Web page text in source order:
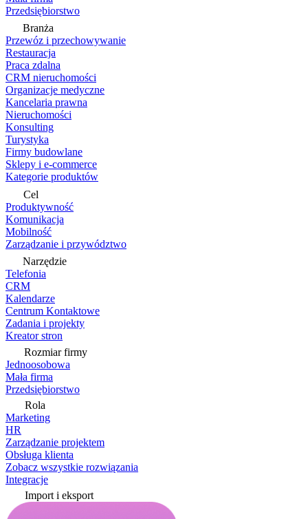
Przedsiębiorstwo
Branża
Przewóz i przechowywanie
Restauracja
Praca zdalna
CRM nieruchomości
Organizacje medyczne
Kancelaria prawna
Nieruchomości
Konsulting
Turystyka
Firmy budowlane
Sklepy i e-commerce
Kategorie produktów
Cel
Produktywność
Komunikacja
Mobilność
Zarządzanie i przywództwo
Narzędzie
Telefonia
CRM
Kalendarze
Centrum Kontaktowe
Zadania i projekty
Kreator stron
Rozmiar firmy
Jednoosobowa
Mała firma
Przedsiębiorstwo
Rola
Marketing
HR
Zarządzanie projektem
Obsługa klienta
Zobacz wszystkie rozwiązania
Integracje
Import i eksport